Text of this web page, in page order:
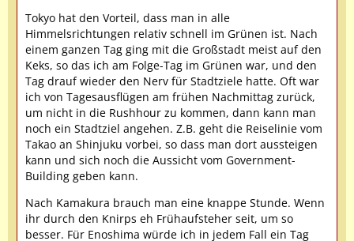
Tokyo hat den Vorteil, dass man in alle
Himmelsrichtungen relativ schnell im Grünen ist. Nach
einem ganzen Tag ging mit die Großstadt meist auf den
Keks, so das ich am Folge-Tag im Grünen war, und den
Tag drauf wieder den Nerv für Stadtziele hatte. Oft war
ich von Tagesausflügen am frühen Nachmittag zurück,
um nicht in die Rushhour zu kommen, dann kann man
noch ein Stadtziel angehen. Z.B. geht die Reiselinie vom
Takao an Shinjuku vorbei, so dass man dort aussteigen
kann und sich noch die Aussicht vom Government-
Building geben kann.
Nach Kamakura brauch man eine knappe Stunde. Wenn
ihr durch den Knirps eh Frühaufsteher seit, um so
besser. Für Enoshima würde ich in jedem Fall ein Tag